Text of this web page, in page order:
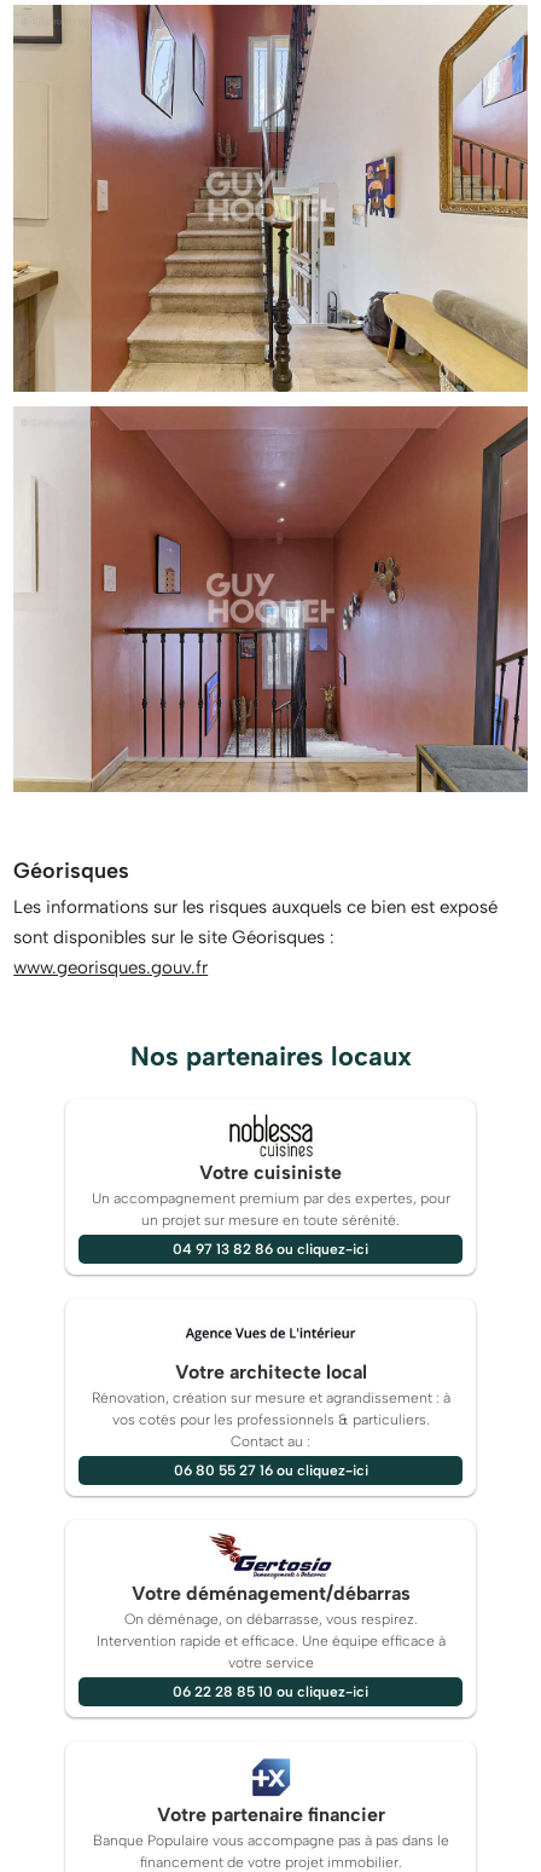
Géorisques
Les informations sur les risques auxquels ce bien est exposé
sont disponibles sur le site Géorisques :
www.georisques.gouv.fr
Nos partenaires locaux
Votre cuisiniste
Un accompagnement premium par des expertes, pour
un projet sur mesure en toute sérénité.
04 97 13 82 86 ou cliquez-ici
Votre architecte local
Rénovation, création sur mesure et agrandissement : à
vos cotés pour les professionnels & particuliers.
Contact au :
06 80 55 27 16 ou cliquez-ici
Votre déménagement/débarras
On déménage, on débarrasse, vous respirez.
Intervention rapide et efficace. Une équipe efficace à
votre service
06 22 28 85 10 ou cliquez-ici
Votre partenaire financier
Banque Populaire vous accompagne pas à pas dans le
financement de votre projet immobilier.